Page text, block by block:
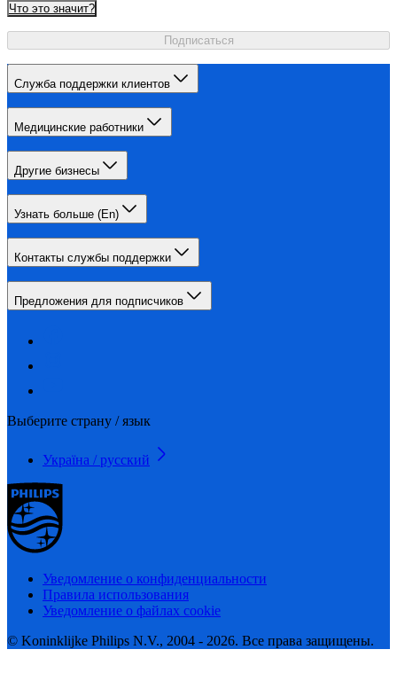
Что это значит?
Подписаться
Служба поддержки клиентов
Медицинские работники
Другие бизнесы
Узнать больше (En)
Контакты службы поддержки
Предложения для подписчиков
Выберите страну / язык
Україна / русский
Уведомление о конфиденциальности
Правила использования
Уведомление о файлах cookie
© Koninklijke Philips N.V., 2004 - 2026. Все права защищены.